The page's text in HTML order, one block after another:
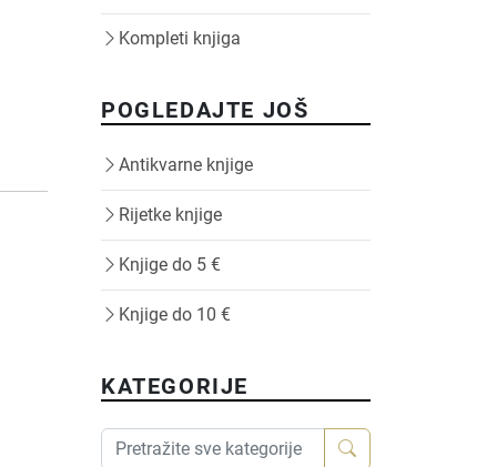
Kompleti knjiga
POGLEDAJTE JOŠ
Antikvarne knjige
Rijetke knjige
Knjige do 5 €
Knjige do 10 €
KATEGORIJE